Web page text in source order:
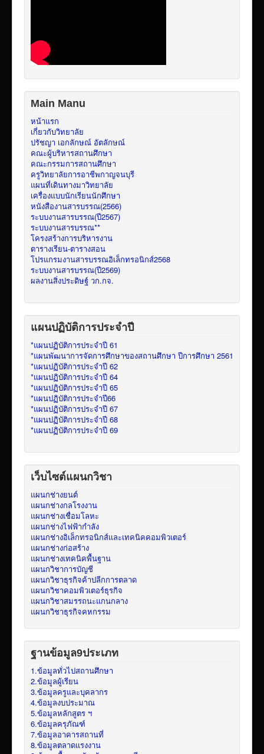
Main Manu
หน้าแรก
เกี่ยวกับวิทยาลัย
ปรัชญา เอกลักษณ์ อัตลักษณ์
คณะผู้บริหารสถานศึกษา
คณะกรรมการสถานศึกษา
ครูวิทยาลัยการอาชีพกาญจนบุรี
แผนที่เดินทางมาวิทยาลัย
เครื่องแบบนักเรียนนักศึกษา
หนังสืองานสารบรรณ(2566)
ระบบงานสารบรรณ(ปี2567)
ระบบงานสารบรรณ**
โครงสร้างการบริหารงาน
ตารางเรียน-ตารางสอน
โปรแกรมงานสารบรรณอิเล็กทรอนิกส์2568
ระบบงานสารบรรณ(ปี2569)
ผลงานสิ่งประดิษฐ์ วก.กจ.
แผนปฏิบัติการประจำปี
*แผนปฏิบัติการประจำปี 61
*แผนพัฒนาการจัดการศึกษาของสถานศึกษา ปีการศึกษา 2561
*แผนปฏิบัติการประจำปี 62
*แผนปฏิบัติการประจำปี 64
*แผนปฏิบัติการประจำปี 65
*แผนปฏิบัติการประจำปี66
*แผนปฏิบัติการประจำปี 67
*แผนปฏิบัติการประจำปี 68
*แผนปฏิบัติการประจำปี 69
เว็บไซต์แผนกวิชา
แผนกช่างยนต์
แผนกช่างกลโรงงาน
แผนกช่างเชื่อมโลหะ
แผนกช่างไฟฟ้ากำลัง
แผนกช่างอิเล็กทรอนิกส์และเทคนิคคอมพิวเตอร์
แผนกช่างก่อสร้าง
แผนกช่างเทคนิคพื้นฐาน
แผนกวิชาการบัญชี
แผนกวิชาธุรกิจค้าปลีกการตลาด
แผนกวิชาคอมพิวเตอร์ธุรกิจ
แผนกวิชาสมรรถนะแกนกลาง
แผนกวิชาธุรกิจคหกรรม
ฐานข้อมูล9ประเภท
1.ข้อมูลทั่วไปสถานศึกษา
2.ข้อมูลผู้เรียน
3.ข้อมูลครูและบุคลากร
4.ข้อมูลงบประมาณ
5.ข้อมูลหลักสูตร ฯ
6.ข้อมูลครุภัณฑ์
7.ข้อมูลอาคารสถานที่
8.ข้อมูลตลาดแรงงาน